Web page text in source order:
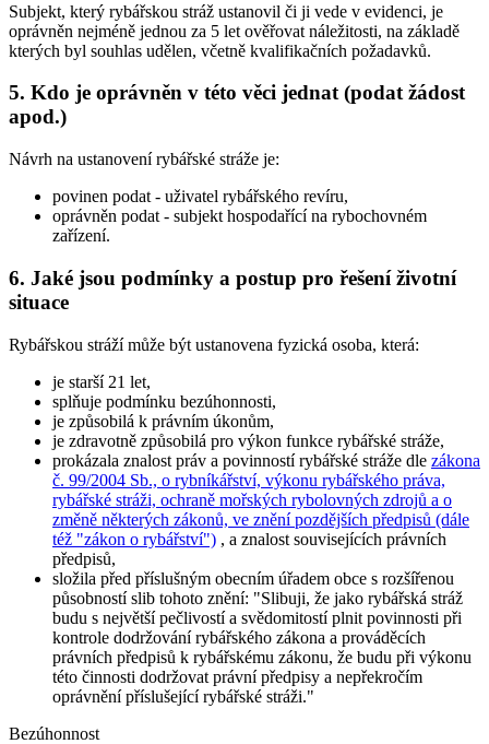
Subjekt, který rybářskou stráž ustanovil či ji vede v evidenci, je
oprávněn nejméně jednou za 5 let ověřovat náležitosti, na základě
kterých byl souhlas udělen, včetně kvalifikačních požadavků.
5. Kdo je oprávněn v této věci jednat (podat žádost
apod.)
Návrh na ustanovení rybářské stráže je:
povinen podat - uživatel rybářského revíru,
oprávněn podat - subjekt hospodařící na rybochovném
zařízení.
6. Jaké jsou podmínky a postup pro řešení životní
situace
Rybářskou stráží může být ustanovena fyzická osoba, která:
je starší 21 let,
splňuje podmínku bezúhonnosti,
je způsobilá k právním úkonům,
je zdravotně způsobilá pro výkon funkce rybářské stráže,
prokázala znalost práv a povinností rybářské stráže dle zákona
č. 99/2004 Sb., o rybníkářství, výkonu rybářského práva,
rybářské stráži, ochraně mořských rybolovných zdrojů a o
změně některých zákonů, ve znění pozdějších předpisů (dále
též "zákon o rybářství") , a znalost souvisejících právních
předpisů,
složila před příslušným obecním úřadem obce s rozšířenou
působností slib tohoto znění: "Slibuji, že jako rybářská stráž
budu s největší pečlivostí a svědomitostí plnit povinnosti při
kontrole dodržování rybářského zákona a prováděcích
právních předpisů k rybářskému zákonu, že budu při výkonu
této činnosti dodržovat právní předpisy a nepřekročím
oprávnění příslušející rybářské stráži."
Bezúhonnost